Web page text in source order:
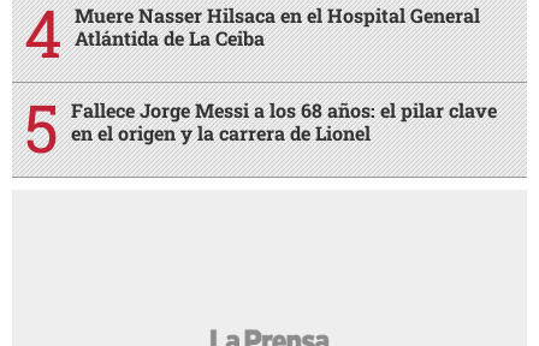
Muere Nasser Hilsaca en el Hospital General
Atlántida de La Ceiba
Fallece Jorge Messi a los 68 años: el pilar clave
en el origen y la carrera de Lionel